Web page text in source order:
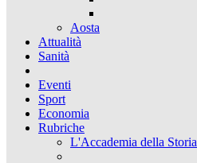
Aosta
Attualità
Sanità
Eventi
Sport
Economia
Rubriche
L'Accademia della Storia